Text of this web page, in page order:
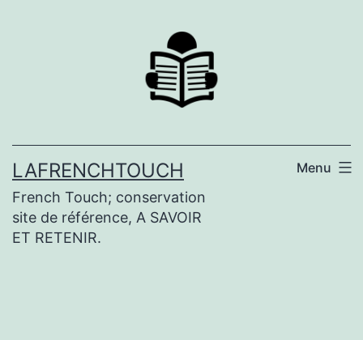
LAFRENCHTOUCH
French Touch; conservation
site de référence, A SAVOIR
ET RETENIR.
Menu